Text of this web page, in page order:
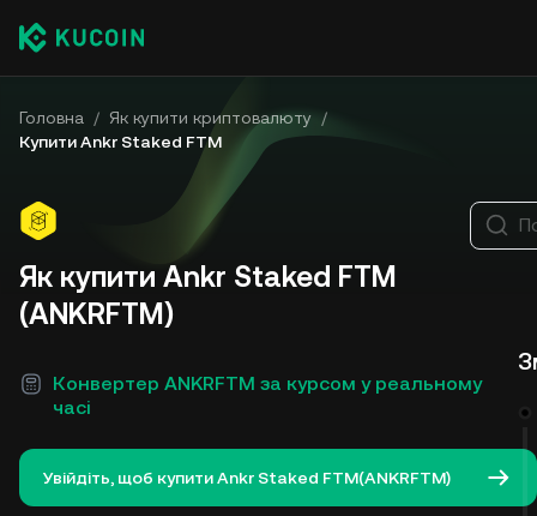
Головна / Як купити криптовалюту /
Купити Ankr Staked FTM
Як купити Ankr Staked FTM
(ANKRFTM)
Конвертер ANKRFTM за курсом у реальному
часі
Увійдіть, щоб купити Ankr Staked FTM(ANKRFTM)